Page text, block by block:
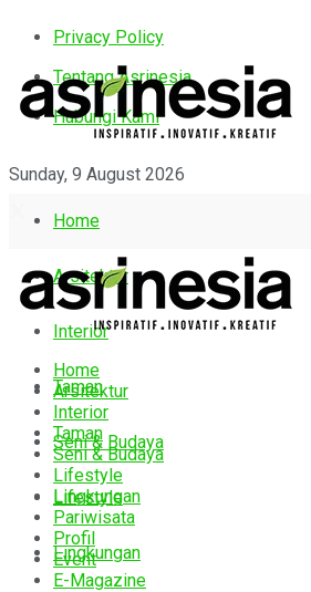
Privacy Policy
Tentang Asrinesia
Hubungi Kami
Sunday, 9 August 2026
Home
Arsitektur
Interior
Taman
Seni & Budaya
Lifestyle
Lingkungan
Home
Arsitektur
Interior
Taman
Seni & Budaya
Lifestyle
Lingkungan
Pariwisata
Profil
Event
E-Magazine